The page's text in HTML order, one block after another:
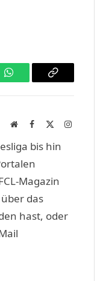
WhatsAppCopy
WebsiteFacebook
bis hin
Magazin
das
hast, oder